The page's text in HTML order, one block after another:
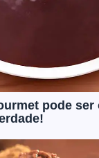
pode ser